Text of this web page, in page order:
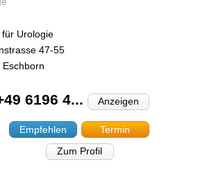
für Urologie
47-55
Eschborn
6196 4... Anzeigen
Empfehlen
Termin
Zum Profil